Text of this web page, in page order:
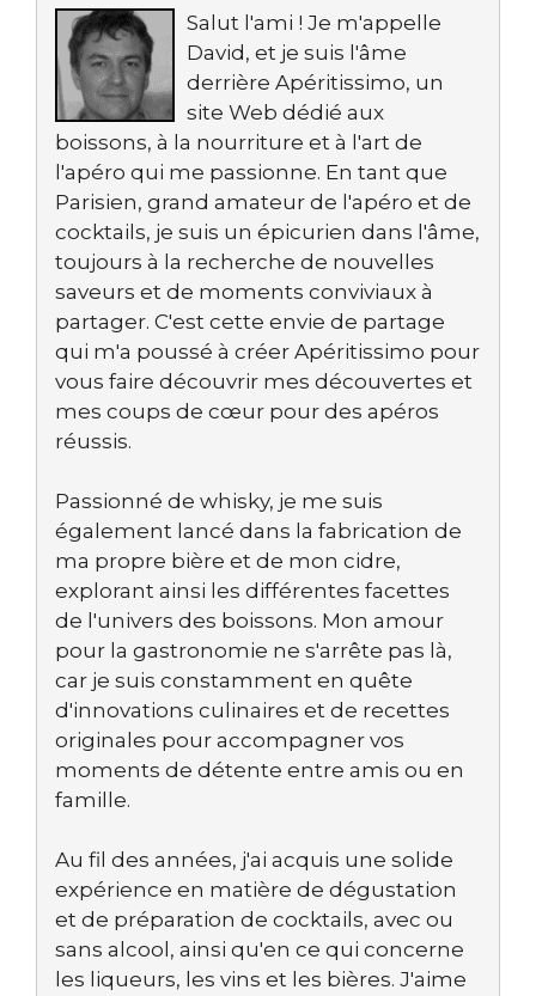
Salut l'ami ! Je m'appelle
David, et je suis l'âme
derrière Apéritissimo, un
site Web dédié aux
boissons, à la nourriture et à l'art de
l'apéro qui me passionne. En tant que
Parisien, grand amateur de l'apéro et de
cocktails, je suis un épicurien dans l'âme,
toujours à la recherche de nouvelles
saveurs et de moments conviviaux à
partager. C'est cette envie de partage
qui m'a poussé à créer Apéritissimo pour
vous faire découvrir mes découvertes et
mes coups de cœur pour des apéros
réussis.
Passionné de whisky, je me suis
également lancé dans la fabrication de
ma propre bière et de mon cidre,
explorant ainsi les différentes facettes
de l'univers des boissons. Mon amour
pour la gastronomie ne s'arrête pas là,
car je suis constamment en quête
d'innovations culinaires et de recettes
originales pour accompagner vos
moments de détente entre amis ou en
famille.
Au fil des années, j'ai acquis une solide
expérience en matière de dégustation
et de préparation de cocktails, avec ou
sans alcool, ainsi qu'en ce qui concerne
les liqueurs, les vins et les bières. J'aime